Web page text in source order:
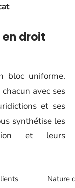
en droit
bloc uniforme.
avec ses
et ses
synthétise les
et leurs
Nature